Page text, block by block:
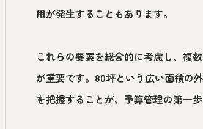
用が発生することもあります。
これらの要素を総合的に考慮し、複
が重要です。80坪という広い面積の
を把握することが、予算管理の第一歩